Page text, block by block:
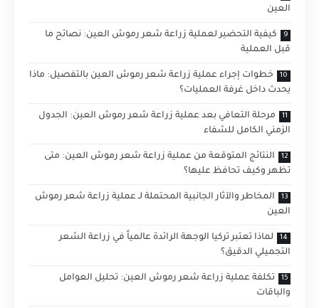
العين
كيفية التحضير لعملية زراعة شعر رموش العين: نصائح ما
قبل العملية
خطوات إجراء عملية زراعة شعر رموش العين بالتفصيل: ماذا
يحدث داخل غرفة العمليات؟
مرحلة التعافي بعد عملية زراعة شعر رموش العين: الجدول
الزمني الكامل للشفاء
النتائج المتوقعة من عملية زراعة شعر رموش العين: متى
تظهر وكيف تحافظ عليها؟
المخاطر والآثار الجانبية المحتملة لـ عملية زراعة شعر رموش
العين
لماذا تعتبر تركيا الوجهة الرائدة عالمياً في زراعة الشعر
التجميلي الدقيق؟
تكلفة عملية زراعة شعر رموش العين: تحليل العوامل
والباقات